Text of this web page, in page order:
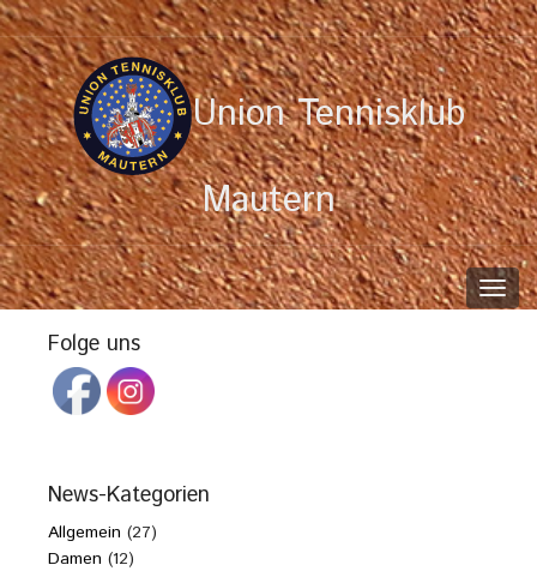
Union Tennisklub
Mautern
Folge uns
News-Kategorien
Allgemein (27)
Damen (12)